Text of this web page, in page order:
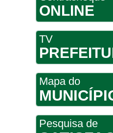
ONLINE
TV
Mapa do
Pesquisa de